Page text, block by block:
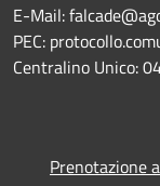
E-Mail:
PEC:
Centralino Unico:
Prenotazione